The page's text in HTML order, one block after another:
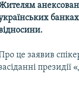
це заявив